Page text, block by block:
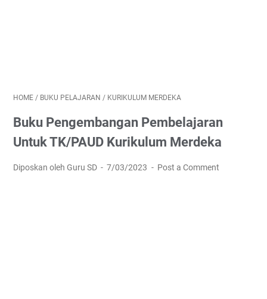
HOME / BUKU PELAJARAN / KURIKULUM MERDEKA
Buku Pengembangan Pembelajaran
Untuk TK/PAUD Kurikulum Merdeka
Diposkan oleh Guru SD 7/03/2023 Post a Comment